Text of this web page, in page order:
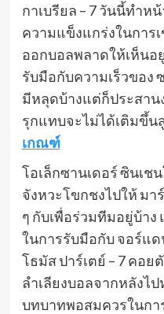
กาเบรียล – 7 วันนี้ทำห
ความแข็งแกร่งในการ
ออกบอลพลาดให้เห็นอยู่
รับมือกับความเร็วของ
มีหลุดบ้างแต่ก็ประสาน
รุกแทบจะไม่ได้เติมขึ้น
เกณฑ์
โอเล็กซานเดอร์ ซินเช
จังหวะโขกชงไปให้ มา
ๆ กับเพื่อร่วมทีมอยู่บ้า
ในการรับมือกับ จอร์แด
โธมัส ปาร์เตย์ – 7 คอ
ลำเลียงบอลจากหลังไ
บทบาทพอสมควรในกา